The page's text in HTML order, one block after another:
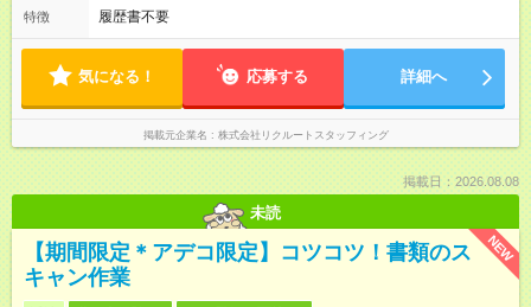
特徴 履歴書不要
気になる！ 応募する 詳細へ
掲載元企業名 株式会社リクルートスタッフィング
掲載日：2026.08.08
未読
NEW
【期間限定＊アデコ限定】コツコツ！書類のス
キャン作業